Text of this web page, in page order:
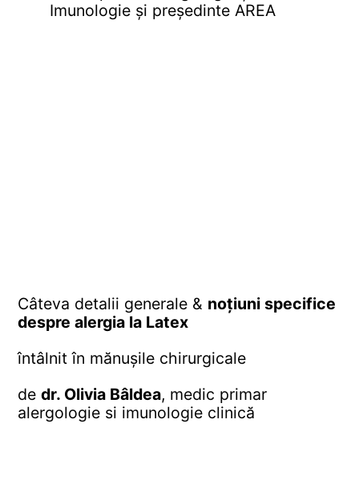
Imunologie și președinte AREA
Câteva detalii generale & noțiuni specifice
despre alergia la Latex
întâlnit în mănușile chirurgicale
de dr. Olivia Bâldea, medic primar
alergologie si imunologie clinică